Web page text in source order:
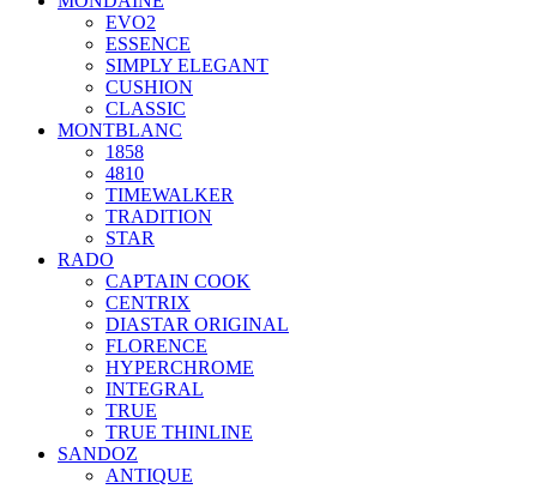
EVO2
ESSENCE
SIMPLY ELEGANT
CUSHION
CLASSIC
MONTBLANC
1858
4810
TIMEWALKER
TRADITION
STAR
RADO
CAPTAIN COOK
CENTRIX
DIASTAR ORIGINAL
FLORENCE
HYPERCHROME
INTEGRAL
TRUE
TRUE THINLINE
SANDOZ
ANTIQUE